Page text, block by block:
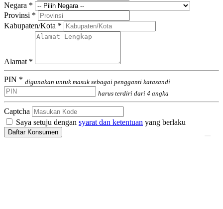
Negara *
Provinsi *
Kabupaten/Kota *
Alamat *
PIN * digunakan untuk masuk sebagai pengganti katasandi
harus terdiri dari 4 angka
Captcha
Saya setuju dengan syarat dan ketentuan yang berlaku
Daftar Konsumen